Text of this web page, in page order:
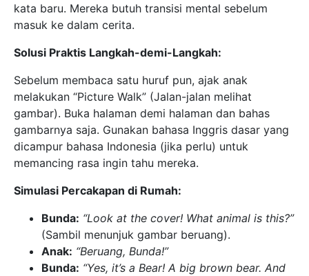
kata baru. Mereka butuh transisi mental sebelum
masuk ke dalam cerita.
Solusi Praktis Langkah-demi-Langkah:
Sebelum membaca satu huruf pun, ajak anak
melakukan “Picture Walk” (Jalan-jalan melihat
gambar). Buka halaman demi halaman dan bahas
gambarnya saja. Gunakan bahasa Inggris dasar yang
dicampur bahasa Indonesia (jika perlu) untuk
memancing rasa ingin tahu mereka.
Simulasi Percakapan di Rumah:
Bunda: “Look at the cover! What animal is this?”
(Sambil menunjuk gambar beruang).
Anak: “Beruang, Bunda!”
Bunda: “Yes, it’s a Bear! A big brown bear. And